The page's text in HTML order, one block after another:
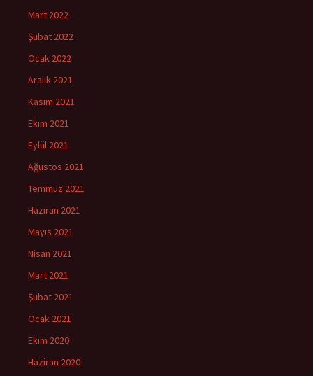
Mart 2022
Şubat 2022
Ocak 2022
Aralık 2021
Kasım 2021
Ekim 2021
Eylül 2021
Ağustos 2021
Temmuz 2021
Haziran 2021
Mayıs 2021
Nisan 2021
Mart 2021
Şubat 2021
Ocak 2021
Ekim 2020
Haziran 2020